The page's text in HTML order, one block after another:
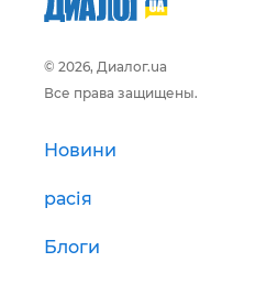
© 2026, Диалог.ua
Все права защищены.
Новини
расія
Блоги